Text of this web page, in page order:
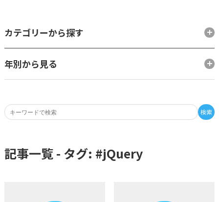
検索
カテゴリーから探す
年別から見る
記事一覧 - タグ: #jQuery